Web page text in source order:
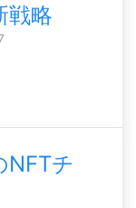
戦略
NFTチ